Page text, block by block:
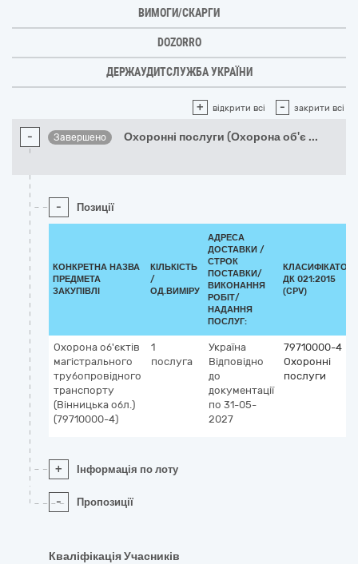
ВИМОГИ/СКАРГИ
DOZORRO
ДЕРЖАУДИТСЛУЖБА УКРАЇНИ
+ відкрити всі - закрити всі
- Завершено Охоронні послуги (Охорона об'є ...
- Позиції
КОНКРЕТНА НАЗВА
ПРЕДМЕТА
ЗАКУПІВЛІ
КІЛЬКІСТЬ
/
ОД.ВИМІРУ
АДРЕСА
ДОСТАВКИ /
СТРОК
ПОСТАВКИ/
ВИКОНАННЯ
РОБІТ/
НАДАННЯ
ПОСЛУГ:
КЛАСИФІКАТОР
ДК 021:2015
(CPV)
Охорона об'єктів
магістрального
трубопровідного
транспорту
(Вінницька обл.)
(79710000-4)
1
послуга
Україна
Відповідно
до
документації
по 31-05-
2027
79710000-4
Охоронні
послуги
+ Інформація по лоту
- Пропозиції
Кваліфікація Учасників